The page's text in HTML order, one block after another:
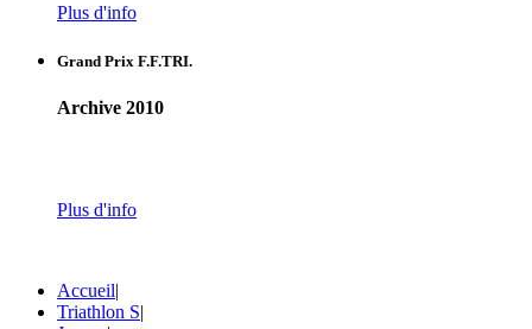
Plus d'info
Grand Prix F.F.TRI.
Archive 2010
Plus d'info
Accueil|
Triathlon S|